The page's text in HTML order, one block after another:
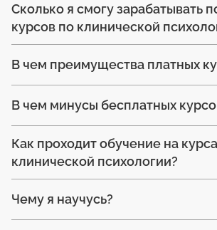
Сколько я смогу зарабатывать
курсов по клинической
В чем преимущества платных
В чем минусы бесплатных
Как проходит обучение на
клинической психологии?
Чему я научусь?